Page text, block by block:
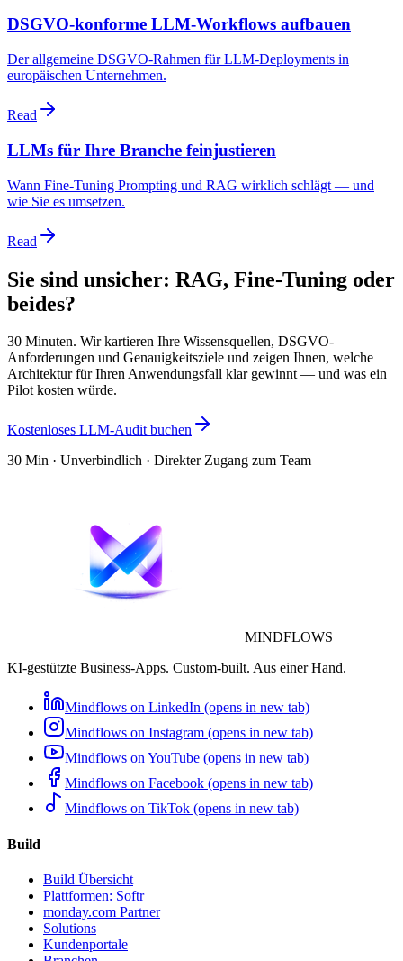
DSGVO-konforme LLM-Workflows aufbauen
Der allgemeine DSGVO-Rahmen für LLM-Deployments in
europäischen Unternehmen.
Read
LLMs für Ihre Branche feinjustieren
Wann Fine-Tuning Prompting und RAG wirklich schlägt — und
wie Sie es umsetzen.
Read
Sie sind unsicher: RAG, Fine-Tuning oder
beides?
30 Minuten. Wir kartieren Ihre Wissensquellen, DSGVO-
Anforderungen und Genauigkeitsziele und zeigen Ihnen, welche
Architektur für Ihren Anwendungsfall klar gewinnt — und was ein
Pilot kosten würde.
Kostenloses LLM-Audit buchen
30 Min · Unverbindlich · Direkter Zugang zum Team
MINDFLOWS
KI-gestützte Business-Apps. Custom-built. Aus einer Hand.
Mindflows on LinkedIn (opens in new tab)
Mindflows on Instagram (opens in new tab)
Mindflows on YouTube (opens in new tab)
Mindflows on Facebook (opens in new tab)
Mindflows on TikTok (opens in new tab)
Build
Build Übersicht
Plattformen: Softr
monday.com Partner
Solutions
Kundenportale